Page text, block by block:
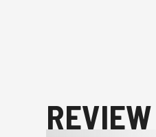
REVIEW